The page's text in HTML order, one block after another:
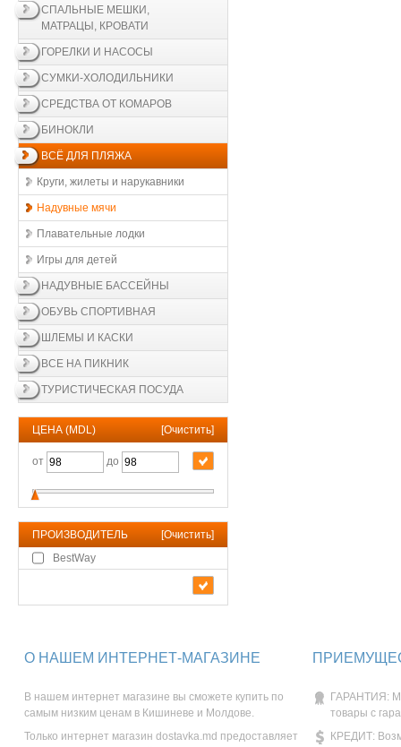
СПАЛЬНЫЕ МЕШКИ,
МАТРАЦЫ, КРОВАТИ
ГОРЕЛКИ И НАСОСЫ
СУМКИ-ХОЛОДИЛЬНИКИ
СРЕДСТВА ОТ КОМАРОВ
БИНОКЛИ
ВСЁ ДЛЯ ПЛЯЖА
Круги, жилеты и нарукавники
Надувные мячи
Плавательные лодки
Игры для детей
НАДУВНЫЕ БАССЕЙНЫ
ОБУВЬ СПОРТИВНАЯ
ШЛЕМЫ И КАСКИ
ВСЕ НА ПИКНИК
ТУРИСТИЧЕСКАЯ ПОСУДА
ЦЕНА (MDL) [Очистить]
от до
ПРОИЗВОДИТЕЛЬ [Очистить]
BestWay
О НАШЕМ ИНТЕРНЕТ-МАГАЗИНЕ
В нашем интернет магазине вы сможете купить по
самым низким ценам в Кишиневе и Молдове.
Только интернет магазин dostavka.md предоставляет
ГАРАНТИЯ:
товары с
КРЕДИТ: